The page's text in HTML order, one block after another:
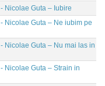
- Nicolae Guta – Iubire
- Nicolae Guta – Ne iubim pe
- Nicolae Guta – Nu mai las in
- Nicolae Guta – Strain in